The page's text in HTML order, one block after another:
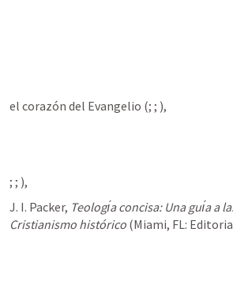
el corazón del Evangelio (; ; ),
; ; ),
J. I. Packer, Teologı́a concisa: Una guı́a a
Cristianismo histórico (Miami, FL: